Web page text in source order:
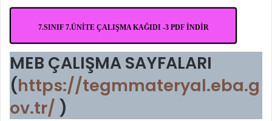
7.SINIF 7.ÜNİTE ÇALIŞMA KAĞIDI -3 PDF İNDİR
MEB ÇALIŞMA SAYFALARI
(https://tegmmateryal.eba.g
ov.tr/ )